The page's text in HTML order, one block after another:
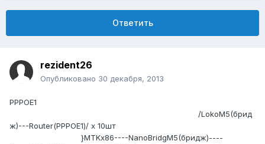
Ответить
rezident26
Опубликовано 30 декабря, 2013
PPPOE1
/LokoM5(брид
ж)---Router(PPPOE1)/ x 10шт
}MTKx86----NanoBridgM5(бридж)----